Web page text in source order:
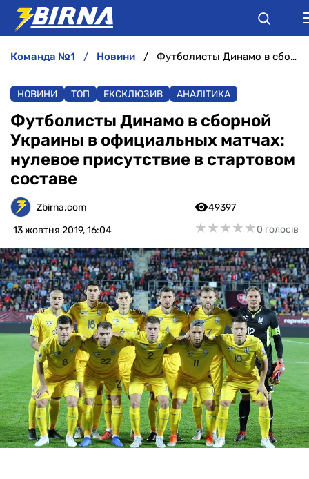
АНАЛІТИКА
ІНТЕРВ'Ю
РІЗНЕ
БУКМЕКЕРИ
команда №1 новини Футболисты Динамо в сборной Украины в официальных матчах: нулевое присутствие в стартовом составе
НОВИНИ ТОП ЕКСКЛЮЗИВ АНАЛІТИКА
Футболисты Динамо в сборной
Украины в официальных матчах:
нулевое присутствие в стартовом
составе
Zbirna.com
13 жовтня 2019, 16:04
49397
★★★★★
★★★★★0 голосів